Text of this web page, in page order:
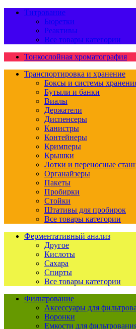
Титрование
Бюретки
Реактивы
Все товары категории
Тонкослойная хроматография
Транспортировка и хранение
Боксы и системы
Бутыли и банки
Виалы
Держатели
Диспенсеры
Канистры
Контейнеры
Кримперы
Крышки
Лотки и переносные
Органайзеры
Пакеты
Пробирки
Стойки
Штативы для пробирок
Все товары категории
Ферментативный анализ
Другое
Кислоты
Сахара
Спирты
Все товары категории
Фильтрование
Аксессуары для
Воронки
Емкости для